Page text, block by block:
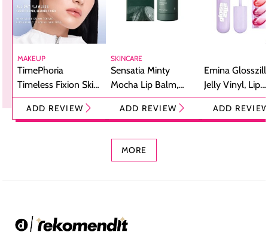
MAKEUP
TimePhoria
Timeless Fixion Skin
Tint Stick,
Foundation dan
ADD REVIEW
SKINCARE
Sensatia Minty
Mocha Lip Balm,
Pelembap Bibir
dengan Aroma
ADD REVIEW
Emina
Jelly Vinyl, Lip
Cream Glossy
Ringan
ADD
MORE